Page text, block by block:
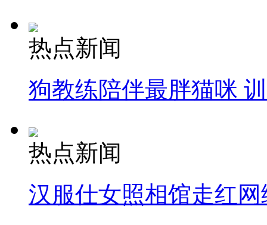
热点新闻
狗教练陪伴最胖猫咪
热点新闻
汉服仕女照相馆走红网